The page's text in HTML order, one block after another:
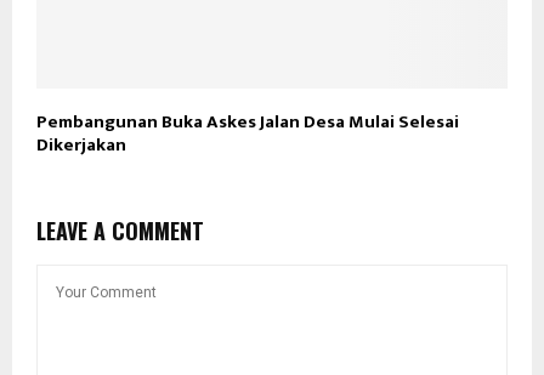
Pembangunan Buka Askes Jalan Desa Mulai Selesai
Dikerjakan
LEAVE A COMMENT